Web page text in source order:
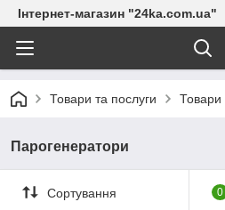
Інтернет-магазин "24ka.com.ua"
Товари та послуги
Парогенератори
Сортування 0